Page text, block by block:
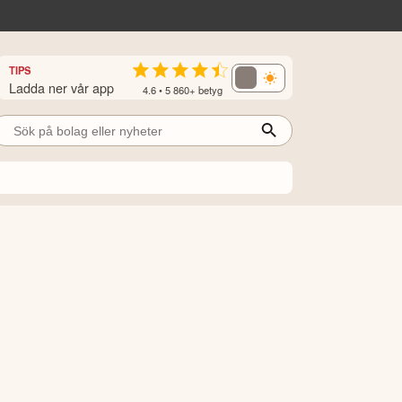
TIPS
Ladda ner vår app 4.6 • 5 860+ betyg